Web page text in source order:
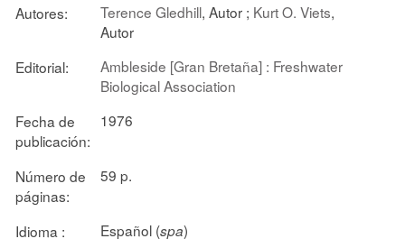
Autores: Terence Gledhill, Autor ; Kurt O. Viets,
Autor
Editorial:
Ambleside [Gran Bretaña] : Freshwater
Biological Association
Fecha de
publicación:
1976
Número de
páginas:
59 p.
Idioma : Español (spa)